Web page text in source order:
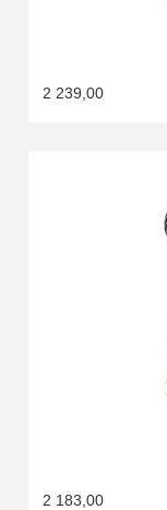
2 239,00
2 183,00